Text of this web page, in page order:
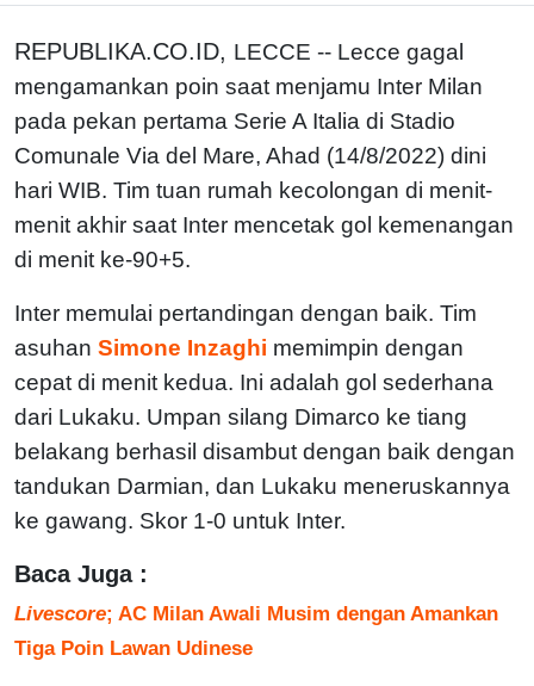
REPUBLIKA.CO.ID, LECCE -- Lecce gagal
mengamankan poin saat menjamu Inter Milan
pada pekan pertama Serie A Italia di Stadio
Comunale Via del Mare, Ahad (14/8/2022) dini
hari WIB. Tim tuan rumah kecolongan di menit-
menit akhir saat Inter mencetak gol kemenangan
di menit ke-90+5.
Inter memulai pertandingan dengan baik. Tim
asuhan Simone Inzaghi memimpin dengan
cepat di menit kedua. Ini adalah gol sederhana
dari Lukaku. Umpan silang Dimarco ke tiang
belakang berhasil disambut dengan baik dengan
tandukan Darmian, dan Lukaku meneruskannya
ke gawang. Skor 1-0 untuk Inter.
Baca Juga :
Livescore; AC Milan Awali Musim dengan Amankan
Tiga Poin Lawan Udinese